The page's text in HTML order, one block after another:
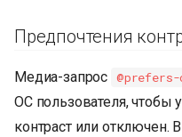
Предпочтения
Медиа-запрос
ОС пользователя, чтобы
контраст или отключен.